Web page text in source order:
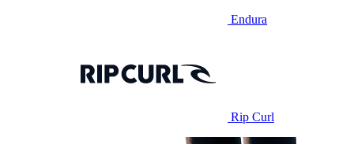
Endura
Rip Curl